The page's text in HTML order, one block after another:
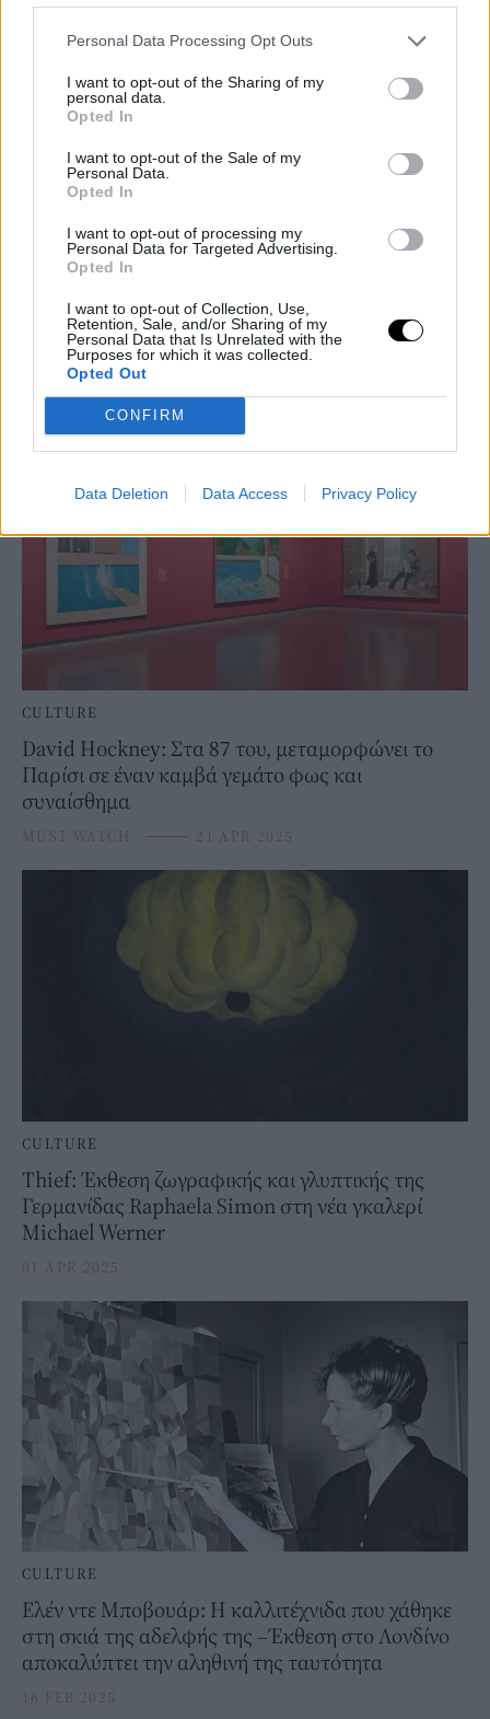
Personal Data Processing Opt Outs
I want to opt-out of the Sharing of my
personal data.
Opted In
I want to opt-out of the Sale of my
Personal Data.
Opted In
I want to opt-out of processing my
Personal Data for Targeted Advertising.
Opted In
I want to opt-out of Collection, Use,
Retention, Sale, and/or Sharing of my
Personal Data that Is Unrelated with the
Purposes for which it was collected.
Opted Out
CONFIRM
Data Deletion Data Access Privacy Policy
CULTURE
Μαρλέν Ντιμάς: Ποια είναι η Νοτιοαφρικανή
ζωγράφος που έσπασε ρεκόρ δημοπρασιών και
έρχεται στην Αθήνα
MUST WATCH ⸻ 21 MAY 2025
CULTURE
David Hockney: Στα 87 του, μεταμορφώνει το
Παρίσι σε έναν καμβά γεμάτο φως και
συναίσθημα
MUST WATCH ⸻ 21 APR 2025
CULTURE
Thief: Έκθεση ζωγραφικής και γλυπτικής της
Γερμανίδας Raphaela Simon στη νέα γκαλερί
Michael Werner
01 APR 2025
CULTURE
Ελέν ντε Μποβουάρ: Η καλλιτέχνιδα που χάθηκε
στη σκιά της αδελφής της –Έκθεση στο Λονδίνο
αποκαλύπτει την αληθινή της ταυτότητα
16 FEB 2025